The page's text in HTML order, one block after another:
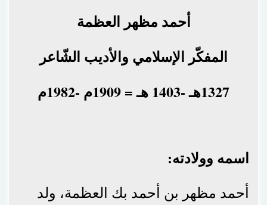
أحمد مظهر العظمة
المفكّر الإسلامي والأديب الشّاعر
1327هـ -1403 هـ = 1909م -1982م
اسمه وولادته:
أحمد مظهر بن أحمد بك العظمة، ولد